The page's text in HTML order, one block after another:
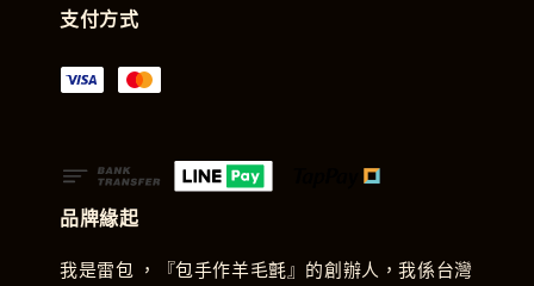
支付方式
品牌緣起
我是雷包 ，『包手作羊毛氈』的創辦人，我係台灣